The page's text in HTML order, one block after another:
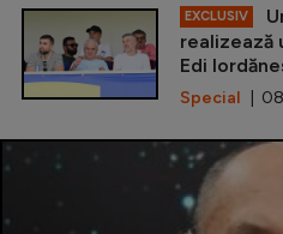
EXCLUSIV
realizează
Edi
Special | 08